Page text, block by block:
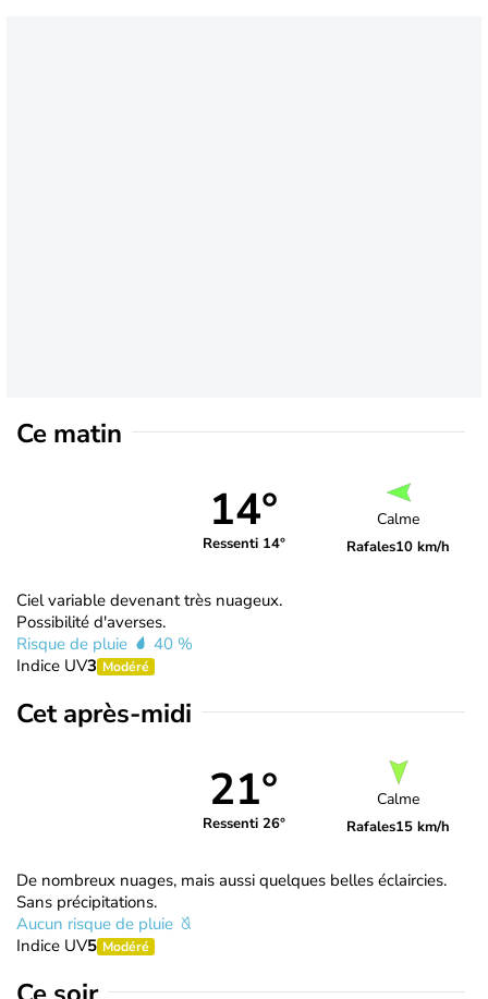
Ce matin
14°
Ressenti 14°
Calme
Rafales10 km/h
Ciel variable devenant très nuageux.
Possibilité d'averses.
Risque de pluie
40 %
Indice UV3 Modéré
Cet après-midi
21°
Ressenti 26°
Calme
Rafales15 km/h
De nombreux nuages, mais aussi quelques belles éclaircies.
Sans précipitations.
Aucun risque de pluie
Indice UV5 Modéré